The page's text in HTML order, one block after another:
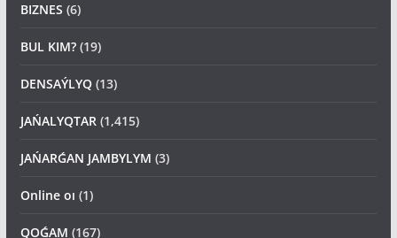
BIZNES (6)
BUL KIM?(19)
DENSAÝLYQ(13)
JAŃALYQTAR(1,415)
JAŃARǴAN JAMBYLYM (3)
Online oı (1)
QOǴAM (167)